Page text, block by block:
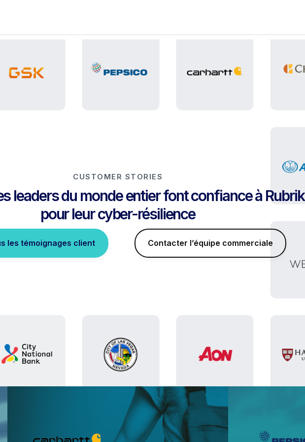
CUSTOMER STORIES
leaders du monde entier font confiance à Rubrik
pour leur cyber-résilience
les témoignages client Contacter l’équipe commerciale